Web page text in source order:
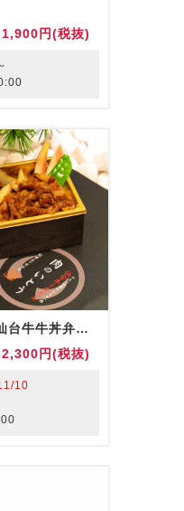
1,900円(税抜)
【名古屋】A5ランク仙台牛牛丼弁当（お茶付き）
2,300円(税抜)
10